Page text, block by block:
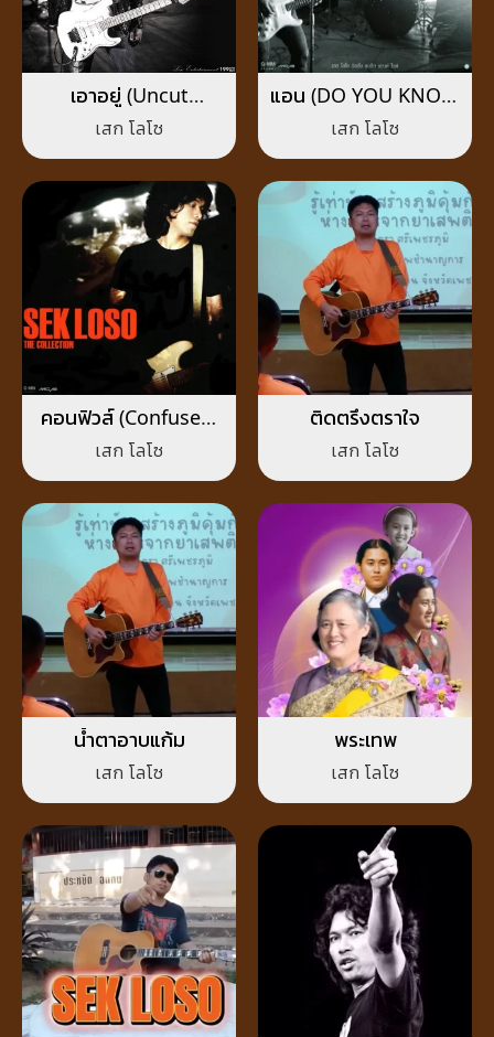
เอาอยู่ (Uncut
Version)
เสก โลโซ
แอน (DO YOU KNOW
WHAT I MEAN?)
เสก โลโซ
คอนฟิวส์ (Confused)
ซะ
เสก โลโซ
ติดตรึงตราใจ
เสก โลโซ
น้ำตาอาบแก้ม
เสก โลโซ
พระเทพ
เสก โลโซ